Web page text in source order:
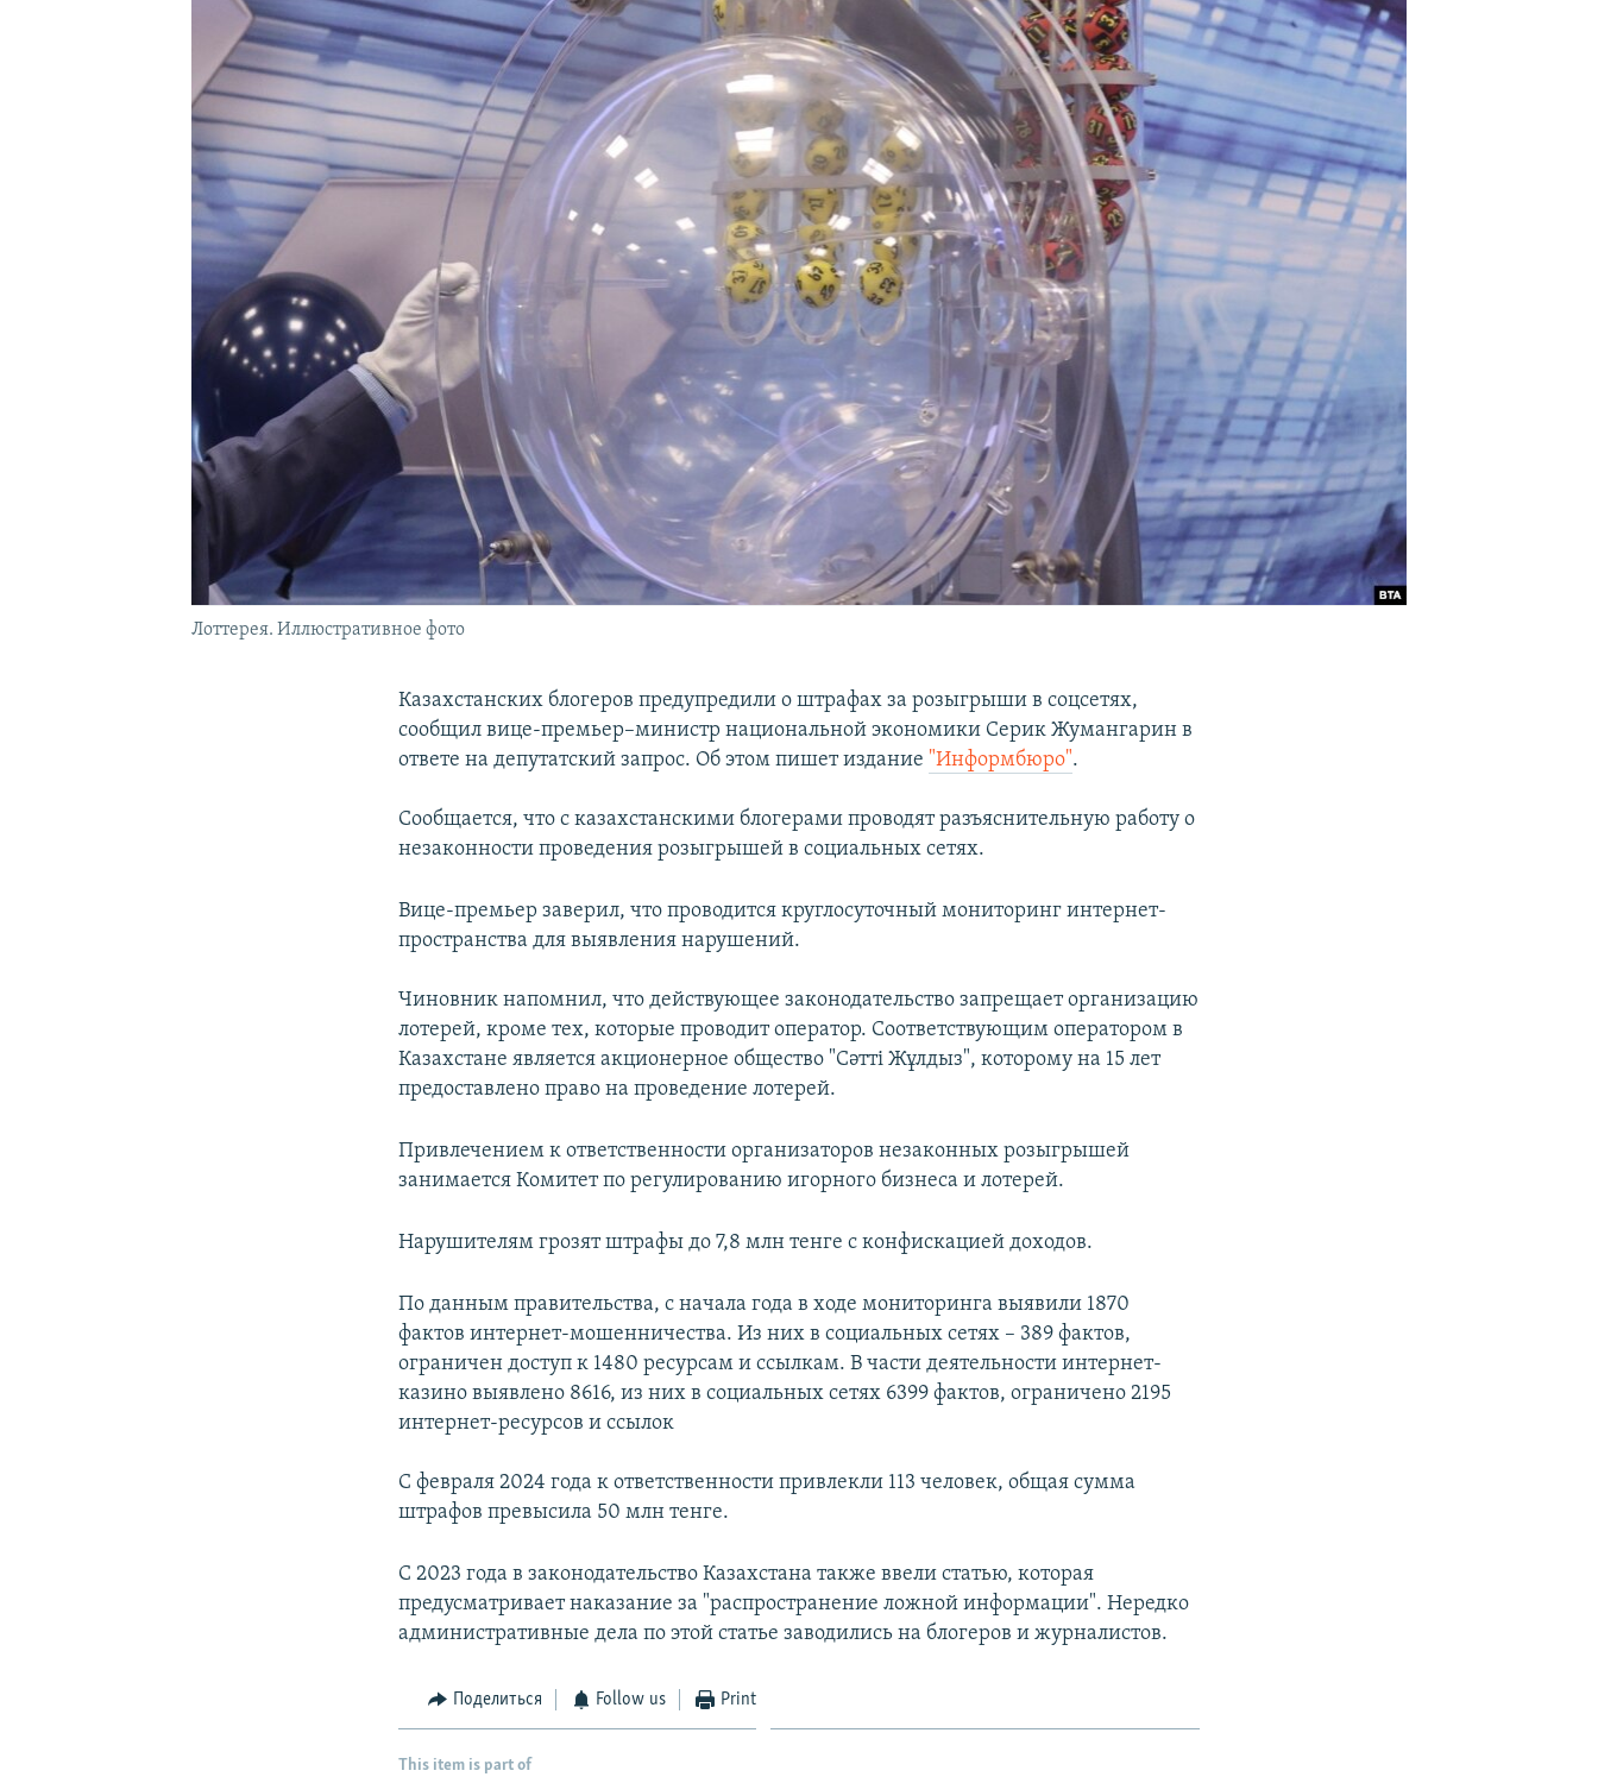
Лоттерея. Иллюстративное фото
Казахстанских блогеров предупредили о штрафах за розыгрыши в соцсетях,
сообщил вице-премьер–министр национальной экономики Серик Жумангарин в
ответе на депутатский запрос. Об этом пишет издание "Информбюро".
Сообщается, что с казахстанскими блогерами проводят разъяснительную работу о
незаконности проведения розыгрышей в социальных сетях.
Вице-премьер заверил, что проводится круглосуточный мониторинг интернет-
пространства для выявления нарушений.
Чиновник напомнил, что действующее законодательство запрещает организацию
лотерей, кроме тех, которые проводит оператор. Соответствующим оператором в
Казахстане является акционерное общество "Сәтті Жұлдыз", которому на 15 лет
предоставлено право на проведение лотерей.
Привлечением к ответственности организаторов незаконных розыгрышей
занимается Комитет по регулированию игорного бизнеса и лотерей.
Нарушителям грозят штрафы до 7,8 млн тенге с конфискацией доходов.
По данным правительства, с начала года в ходе мониторинга выявили 1870
фактов интернет-мошенничества. Из них в социальных сетях – 389 фактов,
ограничен доступ к 1480 ресурсам и ссылкам. В части деятельности интернет-
казино выявлено 8616, из них в социальных сетях 6399 фактов, ограничено 2195
интернет-ресурсов и ссылок
С февраля 2024 года к ответственности привлекли 113 человек, общая сумма
штрафов превысила 50 млн тенге.
С 2023 года в законодательство Казахстана также ввели статью, которая
предусматривает наказание за "распространение ложной информации". Нередко
административные дела по этой статье заводились на блогеров и журналистов.
Поделиться Follow us Print
This item is part of